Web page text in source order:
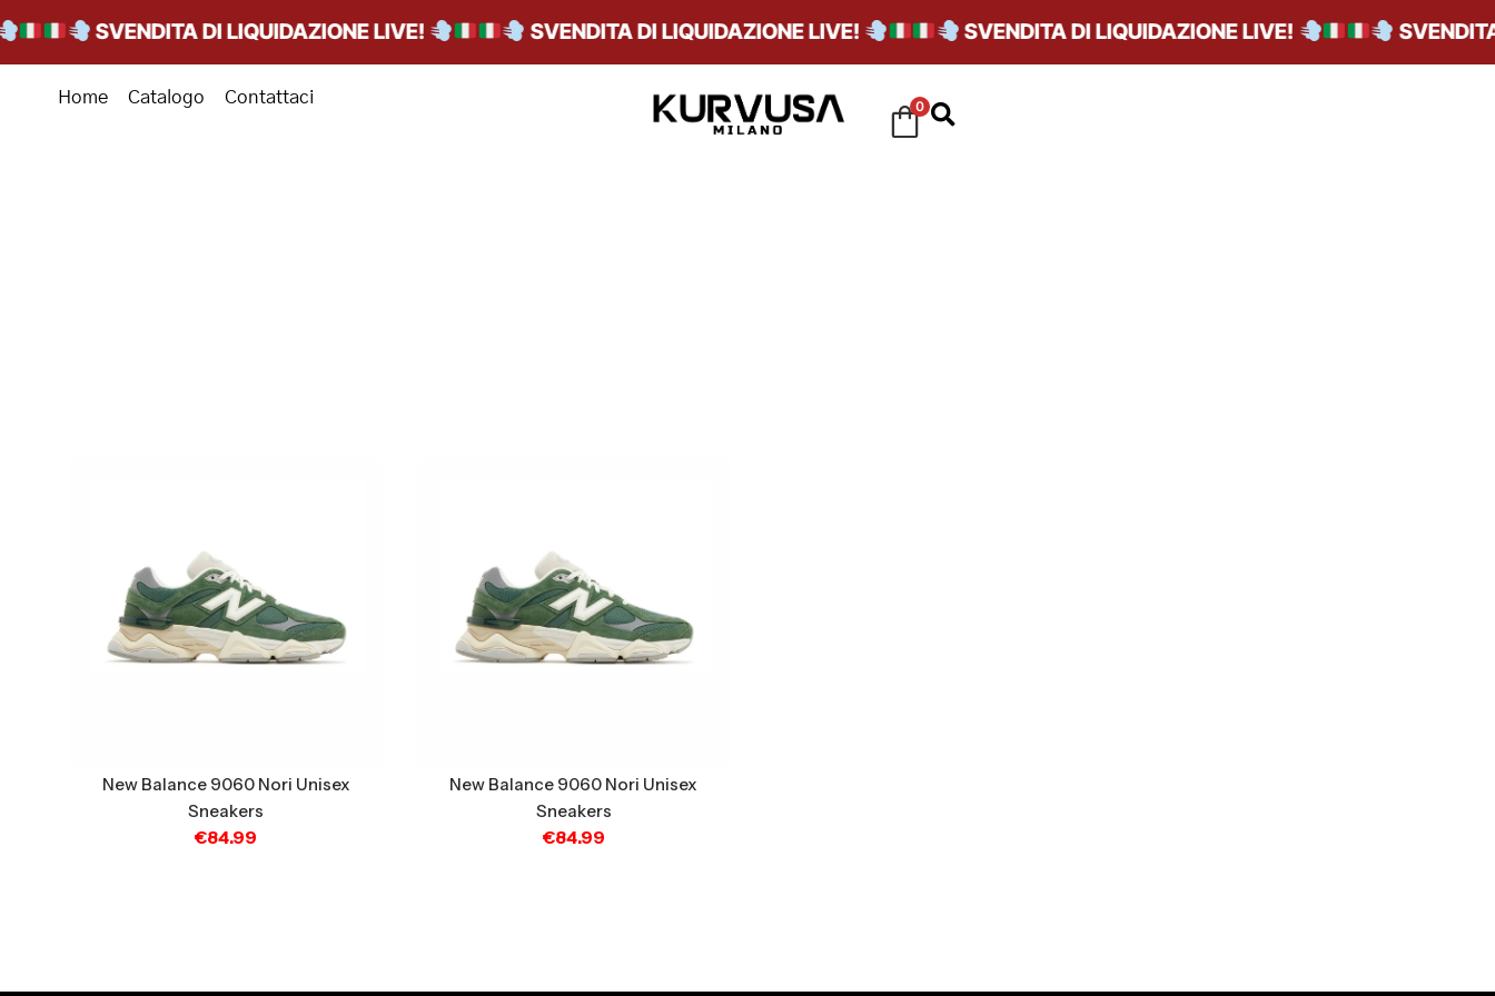
SVENDITA DI LIQUIDAZIONE LIVE! SVENDITA DI LIQUIDAZIONE LIVE! SVENDITA DI LIQUIDAZIONE LIVE! SVENDITA
Home Catalogo Contattaci 0
New Balance 9060 Nori Unisex
Sneakers
€84.99
New Balance 9060 Nori Unisex
Sneakers
€84.99